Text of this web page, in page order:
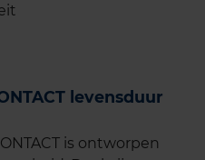
levensduur
is ontworpen